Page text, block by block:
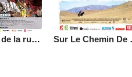
Le batterie de la rumba Sur